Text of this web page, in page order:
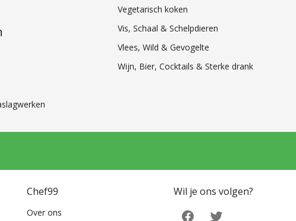
Vegetarisch koken
Vis, Schaal & Schelpdieren
Vlees, Wild & Gevogelte
Wijn, Bier, Cocktails & Sterke drank
Chef99
Over ons
Wil je ons volgen?